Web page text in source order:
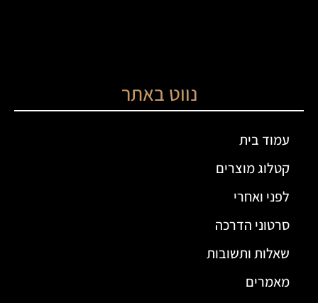
נווט באתר
עמוד בית
קטלוג מוצרים
לפני ואחרי
סרטוני הדרכה
שאלות ותשובות
מאמרים